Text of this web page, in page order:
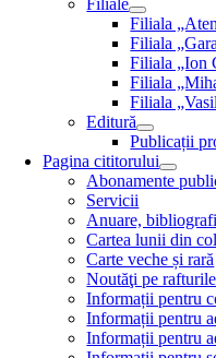
Filiale
Filiala
Filiala
Filiala „Ion
Filiala
Filiala
Editură
Publicații
Pagina cititorului
Abonamente
Servicii
Anuare,
Cartea lunii din
Carte veche și rară
Noutăţi pe
Informații pentru
Informații pentru
Informații pentru